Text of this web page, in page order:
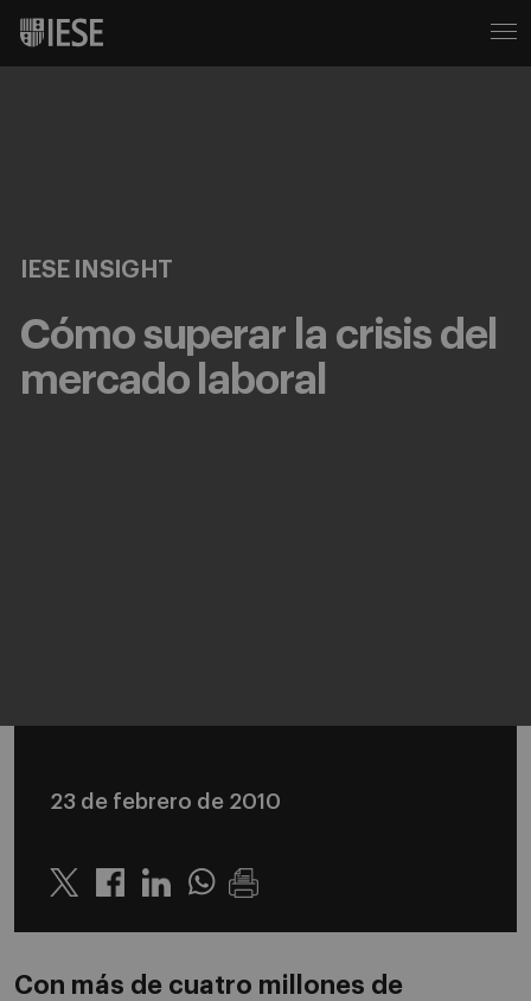
IESE INSIGHT
Cómo superar la crisis del
mercado laboral
23 de febrero de 2010
Twitter LinkedinWhatsapp
Con más de cuatro millones de